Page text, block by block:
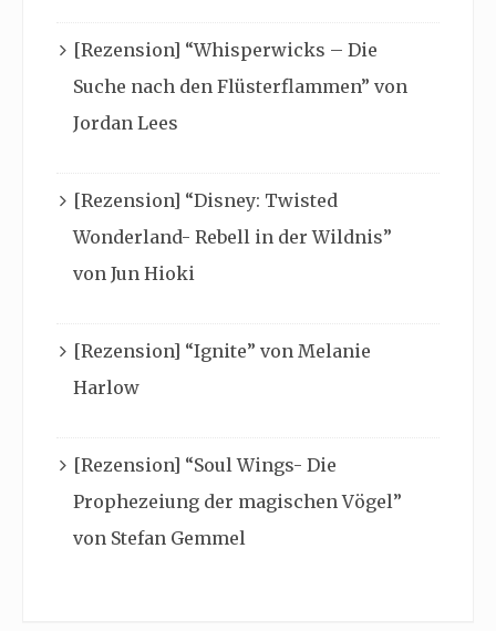
[Rezension] “Whisperwicks – Die
Suche nach den Flüsterflammen” von
Jordan Lees
[Rezension] “Disney: Twisted
Wonderland- Rebell in der Wildnis”
von Jun Hioki
[Rezension] “Ignite” von Melanie
Harlow
[Rezension] “Soul Wings- Die
Prophezeiung der magischen Vögel”
von Stefan Gemmel